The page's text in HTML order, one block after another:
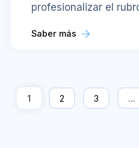
profesionalizar el
Saber más
1 2 3 …